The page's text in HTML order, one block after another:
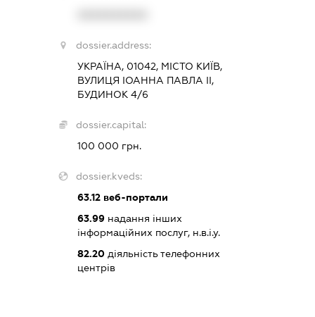
dossier.address:
УКРАЇНА, 01042, МІСТО КИЇВ,
ВУЛИЦЯ ІОАННА ПАВЛА ІІ,
БУДИНОК 4/6
dossier.capital:
100 000 грн.
dossier.kveds:
63.12веб-портали
63.99надання інших
інформаційних послуг, н.в.і.у.
82.20діяльність телефонних
центрів